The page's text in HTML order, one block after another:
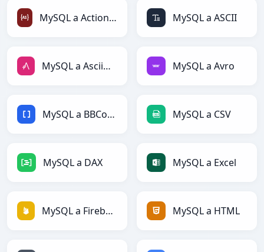
MySQL a ActionScript MySQL a ASCII
MySQL a AsciiDoc MySQL a Avro
MySQL a BBCode MySQL a CSV
MySQL a DAX MySQL a Excel
MySQL a Firebase MySQL a HTML